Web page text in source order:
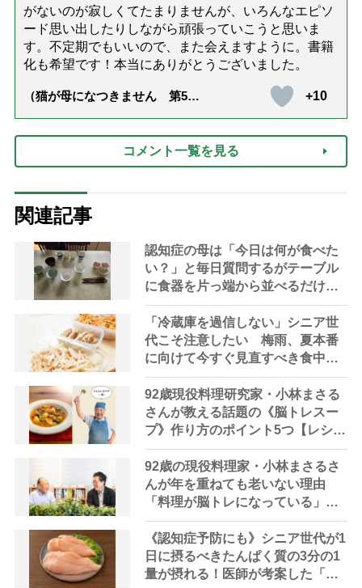
がないのが寂しくてたまりませんが、いろんなエピソ
ード思い出したりしながら頑張っていこうと思いま
す。不定期でもいいので、また会えますように。書籍
化も希望です！本当にありがとうございました。
（猫が母になつきません 第500
+10
コメント一覧を見る
関連記事
認知症の母は「今日は何が食べた
い？」と毎日質問するがテーブル
に食器を片っ端から並べるだけ―
困った息子の対処法とものがない
現在の台所の意味
「冷蔵庫を過信しない」シニア世
代こそ注意したい 梅雨、夏本番
に向けて今すぐ見直すべき食中毒
対策を家事アドバイザーが指南
92歳現役料理研究家・小林まさる
さんが教える話題の《脳トレスー
プ》作り方のポイント5つ【レシピ
公開】
92歳の現役料理家・小林まさるさ
んが年を重ねても老いない理由
「料理が脳トレになっている」と
脳トレの権威が解説
《認知症予防にも》シニア世代が1
日に摂るべきたんぱく質の3分の1
量が摂れる！医師が考案した「長